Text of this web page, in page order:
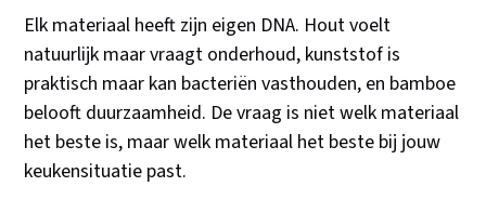
Elk materiaal heeft zijn eigen DNA. Hout voelt
natuurlijk maar vraagt onderhoud, kunststof is
praktisch maar kan bacteriën vasthouden, en bamboe
belooft duurzaamheid. De vraag is niet welk materiaal
het beste is, maar welk materiaal het beste bij jouw
keukensituatie past.